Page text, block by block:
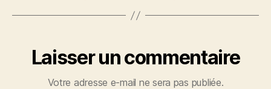
Laisser un commentaire
Votre adresse e-mail ne sera pas publiée.